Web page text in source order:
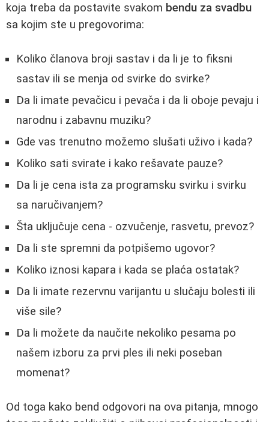
koja treba da postavite svakom bendu za svadbu
sa kojim ste u pregovorima:
Koliko članova broji sastav i da li je to fiksni
sastav ili se menja od svirke do svirke?
Da li imate pevačicu i pevača i da li oboje pevaju i
narodnu i zabavnu muziku?
Gde vas trenutno možemo slušati uživo i kada?
Koliko sati svirate i kako rešavate pauze?
Da li je cena ista za programsku svirku i svirku
sa naručivanjem?
Šta uključuje cena - ozvučenje, rasvetu, prevoz?
Da li ste spremni da potpišemo ugovor?
Koliko iznosi kapara i kada se plaća ostatak?
Da li imate rezervnu varijantu u slučaju bolesti ili
više sile?
Da li možete da naučite nekoliko pesama po
našem izboru za prvi ples ili neki poseban
momenat?
Od toga kako bend odgovori na ova pitanja, mnogo